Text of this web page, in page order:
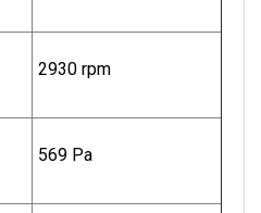
2930 rpm
569 Pa